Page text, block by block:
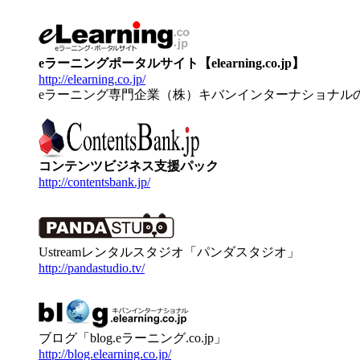
eラーニングポータルサイト【elearning.co.jp】
http://elearning.co.jp/
eラーニング専門企業（株）キバンインターナショナル
コンテンツビジネス支援パック
http://contentsbank.jp/
Ustreamレンタルスタジオ「パンダスタジオ」
http://pandastudio.tv/
ブログ「blog.eラーニング.co.jp」
http://blog.elearning.co.jp/